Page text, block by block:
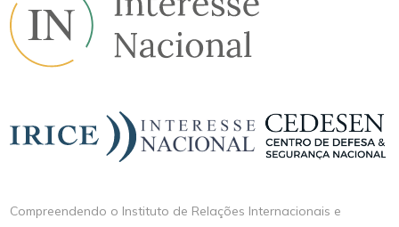
Compreendendo o Instituto de Relações Internacionais e